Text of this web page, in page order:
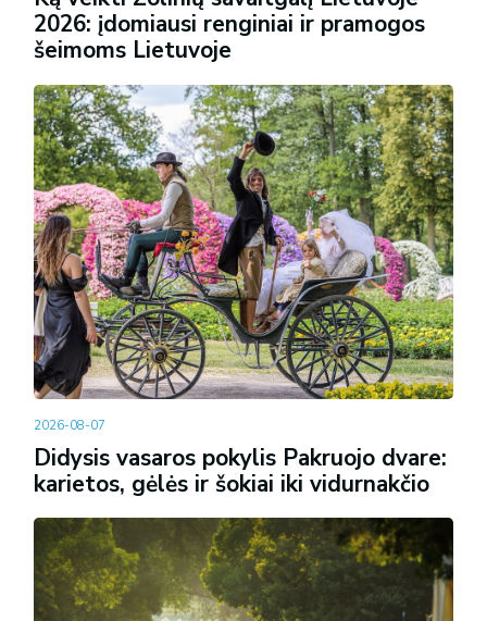
2026: įdomiausi renginiai ir pramogos
šeimoms Lietuvoje
2026-08-07
Didysis vasaros pokylis Pakruojo dvare:
karietos, gėlės ir šokiai iki vidurnakčio